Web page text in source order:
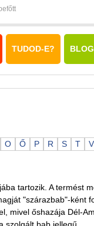
TUDOD-E? BLOG
O Ő P R S T V
tartozik. A termést
"szárazbab"-ként
mivel őshazája Dél-